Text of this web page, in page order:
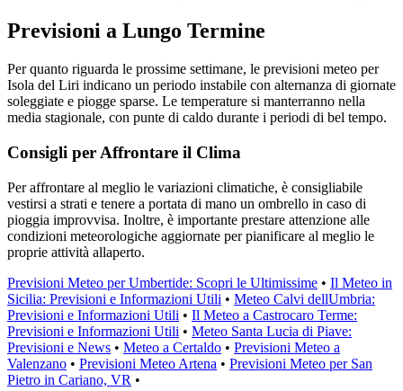
Previsioni a Lungo Termine
Per quanto riguarda le prossime settimane, le previsioni meteo per
Isola del Liri indicano un periodo instabile con alternanza di giornate
soleggiate e piogge sparse. Le temperature si manterranno nella
media stagionale, con punte di caldo durante i periodi di bel tempo.
Consigli per Affrontare il Clima
Per affrontare al meglio le variazioni climatiche, è consigliabile
vestirsi a strati e tenere a portata di mano un ombrello in caso di
pioggia improvvisa. Inoltre, è importante prestare attenzione alle
condizioni meteorologiche aggiornate per pianificare al meglio le
proprie attività allaperto.
Previsioni Meteo per Umbertide: Scopri le Ultimissime • Il Meteo in
Sicilia: Previsioni e Informazioni Utili • Meteo Calvi dellUmbria:
Previsioni e Informazioni Utili • Il Meteo a Castrocaro Terme:
Previsioni e Informazioni Utili • Meteo Santa Lucia di Piave:
Previsioni e News • Meteo a Certaldo • Previsioni Meteo a
Valenzano • Previsioni Meteo Artena • Previsioni Meteo per San
Pietro in Cariano, VR •